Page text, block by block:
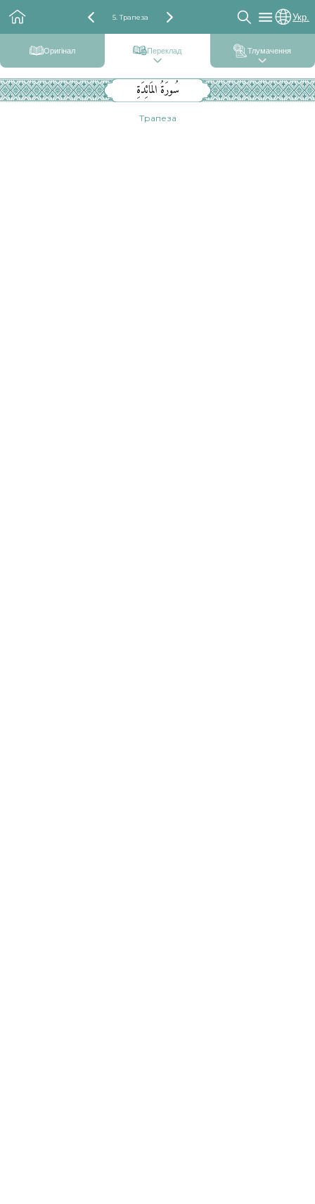
5. Трапеза Укр.
Оригінал Переклад Тлумачення
سُورَةُ المَائِدَةِ
Трапеза